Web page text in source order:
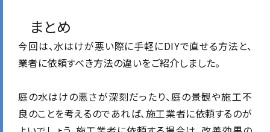
まとめ
今回は、水はけが悪い際に手軽にDIYで直せる方法と、
業者に依頼すべき方法の違いをご紹介しました。
庭の水はけの悪さが深刻だったり、庭の景観や施工不
良のことを考えるのであれば、施工業者に依頼するのが